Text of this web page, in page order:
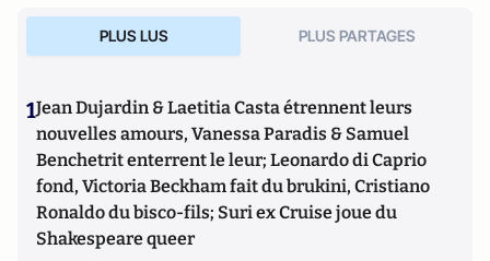
PLUS LUS PLUS PARTAGES
1Jean Dujardin & Laetitia Casta étrennent leurs
nouvelles amours, Vanessa Paradis & Samuel
Benchetrit enterrent le leur; Leonardo di Caprio
fond, Victoria Beckham fait du brukini, Cristiano
Ronaldo du bisco-fils; Suri ex Cruise joue du
Shakespeare queer